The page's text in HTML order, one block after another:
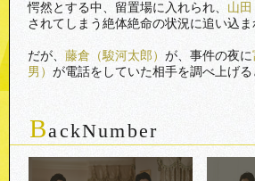
愕然とする中、留置場に入れられ、 山田
されてしまう絶体絶命の状況に追い込ま
だが、藤倉（駿河太郎）が、事件の夜に
男）が電話をしていた相手を調べ上げる
BackNumber